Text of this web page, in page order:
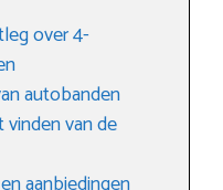
over 4-
autobanden
van de